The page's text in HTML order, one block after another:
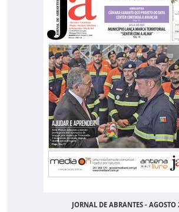
JORNAL DE ABRANTES - AGOSTO